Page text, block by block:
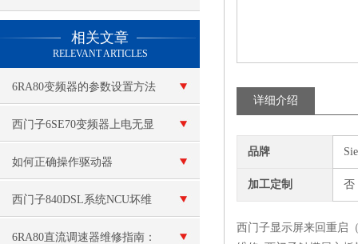
相关文章
RELEVANT ARTICLES
6RA80变频器的参数设置方法
西门子6SE70变频器上电无显
示（开机就黑屏）
如何正确操作驱动器
西门子840DSL系统NCU坏维
修
6RA80直流调速器维修指南：
详细介绍
品牌
加工定制 否
西门子显示屏来回重启